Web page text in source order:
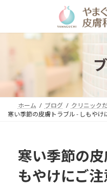
ン
プ
ー
動
ホーム ブログ クリニック
寒い季節の皮膚トラブル - しもやけ
寒い季節の
もやけにご